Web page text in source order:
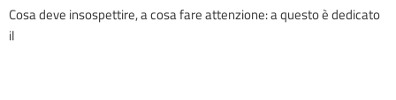
Cosa deve insospettire, a cosa fare attenzione: a questo è dedicato
il